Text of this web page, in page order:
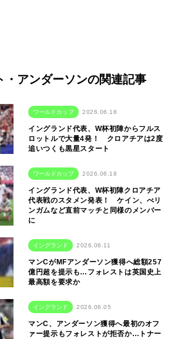
・アンダーソンの関連記事
ワールドカップ 2026.06.18
イングランド代表、W杯初陣からフルス
ロットルで大量4発！ クロアチアは2度
追いつくも黒星スタート
ワールドカップ 2026.06.18
イングランド代表、W杯初陣クロアチア
代表戦のスタメン発表！ ケイン、べリ
ンガムなど直前マッチと同様のメンバー
に
イングランド 2026.06.11
マンCがMFアンダーソン獲得へ総額257
億円超を提示も…フォレストは英国史上
最高額を要求か
イングランド 2026.06.05
マンC、アンダーソン獲得へ最初のオフ
ァー提示もフォレストが拒否か…トナー